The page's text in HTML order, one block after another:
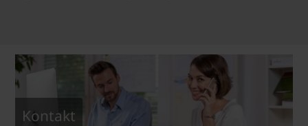
Kontakt